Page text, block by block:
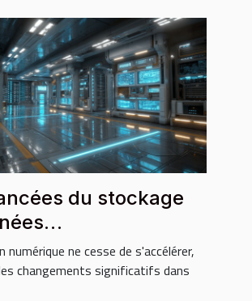
du stockage
elles le
2023
numérique ne cesse de s'accélérer,
changements significatifs dans